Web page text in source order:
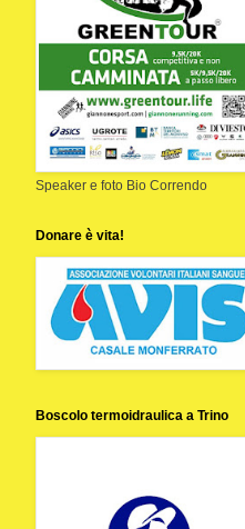
Speaker e foto Bio Correndo
Donare è vita!
Boscolo termoidraulica a Trino